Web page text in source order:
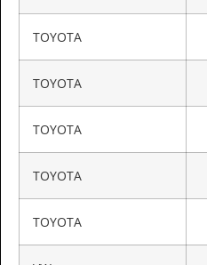
TOYOTA
TOYOTA
TOYOTA
TOYOTA
TOYOTA